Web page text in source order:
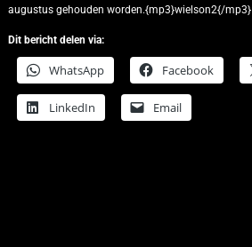
augustus gehouden worden.{mp3}wielson2{/mp3}
Dit bericht delen via:
WhatsApp Facebook
LinkedIn Email